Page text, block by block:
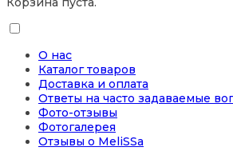
О нас
Каталог товаров
Доставка и оплата
Ответы на часто задаваемые
Фото-отзывы
Фотогалерея
Отзывы о MeliSSa